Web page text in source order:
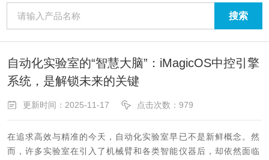
自动化实验室的“智慧大脑”：iMagicOS中控引擎
系统，是解锁未来的关键
更新时间：2025-11-17 点击次数：979
在追求高效与精准的今天，自动化实验室早已不是新鲜概念。然
而，许多实验室在引入了机械臂和各类智能仪器后，却依然面临